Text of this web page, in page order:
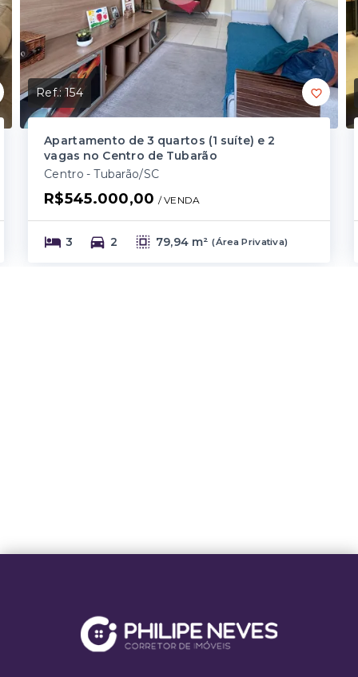
Ref.:154
Apartamento de 3 quartos (1 suíte) e 2
vagas no Centro de Tubarão
Centro - Tubarão/SC
R$545.000,00 / VENDA
3 2 79,94 m² (Área Privativa)